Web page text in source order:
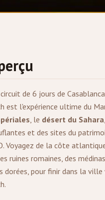
de 6 jours de Casablanca
est l'expérience ultime du
, le désert du Sahara
et des sites du
Voyagez de la côte
ruines romaines, des
dorées, pour finir dans la